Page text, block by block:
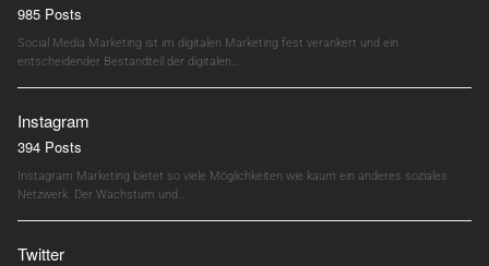
985 Posts
Social Media Marketing ist im digitalen Marketing fest verankert und ein
entscheidender Bestandteil der digitalen…
Instagram
394 Posts
Instagram Marketing bietet so viele Möglichkeiten wie kaum ein anderes soziales
Netzwerk. Der Wachstum und…
Twitter